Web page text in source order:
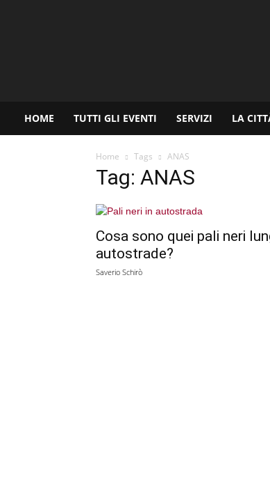
HOME TUTTI GLI EVENTI SERVIZI LA
Home Tags ANAS
Tag: ANAS
Cosa sono quei pali neri
autostrade?
Saverio Schirò